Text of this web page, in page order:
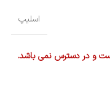
اسلیپ
و در دسترس نمی باشد.